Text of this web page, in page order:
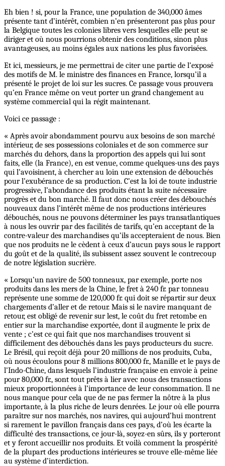
Eh bien ! si, pour la France, une population de 340,000 âmes
présente tant d’intérêt, combien n’en présenteront pas plus pour
la Belgique toutes les colonies libres vers lesquelles elle peut se
diriger et où nous pourrions obtenir des conditions, sinon plus
avantageuses, au moins égales aux nations les plus favorisées.
Et ici, messieurs, je me permettrai de citer une partie de l’exposé
des motifs de M. le ministre des finances en France, lorsqu’il a
présenté le projet de loi sur les sucres. Ce passage vous prouvera
qu’en France même on veut porter un grand changement au
système commercial qui la régit maintenant.
Voici ce passage :
« Après avoir abondamment pourvu aux besoins de son marché
intérieur, de ses possessions coloniales et de son commerce sur
marchés du dehors, dans la proportion des appels qui lui sont
faits, elle (la France), en est venue, comme quelques-uns des pays
qui l’avoisinent, à chercher au loin une extension de débouchés
pour l’exubérance de sa production. C’est la loi de toute industrie
progressive, l’abondance des produits étant la suite nécessaire
progrès et du bon marché. Il faut donc nous créer des débouchés
nouveaux dans l’intérêt même de nos productions intérieures
débouchés, nous ne pouvons déterminer les pays transatlantiques
à nous les ouvrir par des facilités de tarifs, qu’en acceptant de la
contre-valeur des marchandises qu’ils accepteraient de nous. Bien
que nos produits ne le cèdent à ceux d’aucun pays sous le rapport
du goût et de la qualité, ils subissent assez souvent le contrecoup
de notre législation sucrière.
« Lorsqu’un navire de 500 tonneaux, par exemple, porte nos
produits dans les mers de la Chine, le fret à 240 fr. par tonneau
représente une somme de 120,000 fr. qui doit se répartir sur deux
chargements d’aller et de retour. Mais si le navire manquant de
retour, est obligé de revenir sur lest, le coût du fret retombe en
entier sur la marchandise exportée, dont il augmente le prix de
vente ; c’est ce qui fait que nos marchandises trouvent si
difficilement des débouchés dans les pays producteurs du sucre.
Le Brésil, qui reçoit déjà pour 20 millions de nos produits, Cuba,
où nous écoulons pour 8 millions 800,000 fr., Manille et le pays de
l’Indo-Chine, dans lesquels l’industrie française en envoie à peine
pour 80,000 fr., sont tout prêts à lier avec nous des transactions
mieux proportionnées à l’importance de leur consommation. Il ne
nous manque pour cela que de ne pas fermer la nôtre à la plus
importante, à la plus riche de leurs denrées. Le jour où elle pourra
paraître sur nos marchés, nos navires, qui aujourd’hui montrent
si rarement le pavillon français dans ces pays, d’où les écarte la
difficulté des transactions, ce jour-là, soyez-en sûrs, ils y porteront
et y feront accueillir nos produits. Et voilà comment la prospérité
de la plupart des productions intérieures se trouve elle-même liée
au système d’interdiction.